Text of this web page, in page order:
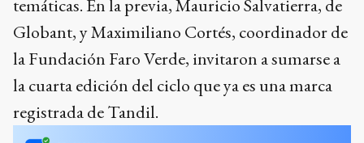
temáticas. En la previa, Mauricio Salvatierra, de
Globant, y Maximiliano Cortés, coordinador de
la Fundación Faro Verde, invitaron a sumarse a
la cuarta edición del ciclo que ya es una marca
registrada de Tandil.